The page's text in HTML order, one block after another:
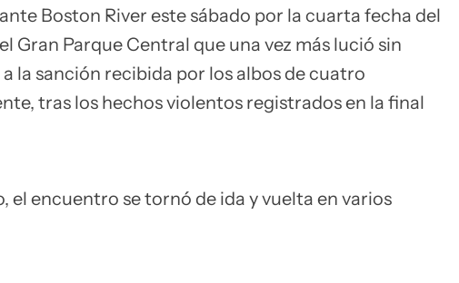
Boston River este sábado por la cuarta fecha del
Gran Parque Central que una vez más lució sin
la sanción recibida por los albos de cuatro
tras los hechos violentos registrados en la final
el encuentro se tornó de ida y vuelta en varios